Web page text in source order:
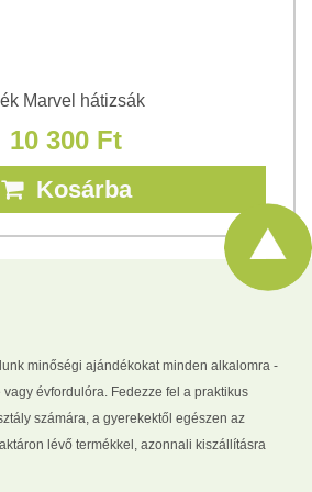
Marvel hátizsák
10 300 Ft
Kosárba
minőségi ajándékokat minden alkalomra -
évfordulóra. Fedezze fel a praktikus
számára, a gyerekektől egészen az
lévő termékkel, azonnali kiszállításra